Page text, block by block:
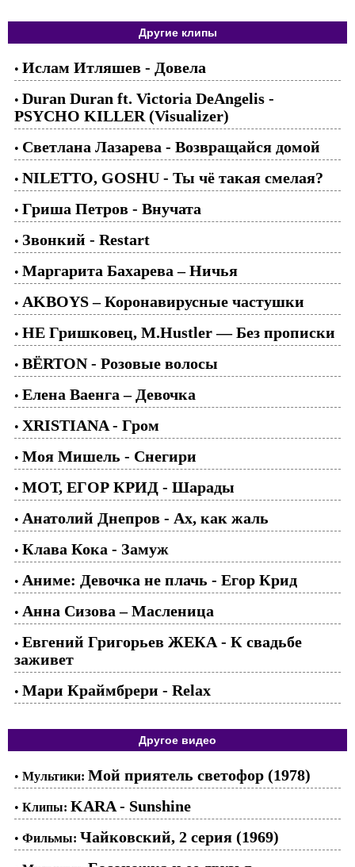
Другие клипы
• Ислам Итляшев - Довела
• Duran Duran ft. Victoria DeAngelis -
PSYCHO KILLER (Visualizer)
• Светлана Лазарева - Возвращайся домой
• NILETTO, GOSHU - Ты чё такая смелая?
• Гриша Петров - Внучата
• Звонкий - Restart
• Маргарита Бахарева – Ничья
• AKBOYS – Коронавирусные частушки
• НЕ Гришковец, M.Hustler — Без прописки
• BЁRTON - Розовые волосы
• Елена Ваенга – Девочка
• XRISTIANA - Гром
• Моя Мишель - Снегири
• МОТ, ЕГОР КРИД - Шарады
• Анатолий Днепров - Ах, как жаль
• Клава Кока - Замуж
• Аниме: Девочка не плачь - Егор Крид
• Анна Сизова – Масленица
• Евгений Григорьев ЖЕКА - К свадьбе
заживет
• Мари Краймбрери - Relax
Другое видео
• Мультики: Мой приятель светофор (1978)
• Клипы: KARA - Sunshine
• Фильмы: Чайковский, 2 серия (1969)